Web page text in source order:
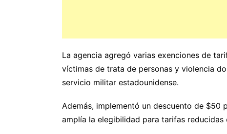
La agencia agregó varias exenciones de
víctimas de trata de personas y violencia
servicio militar estadounidense.
Además, implementó un descuento de $50
amplía la elegibilidad para tarifas